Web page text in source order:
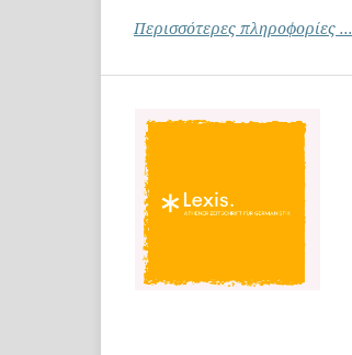
Περισσότερες πληροφορίες ...